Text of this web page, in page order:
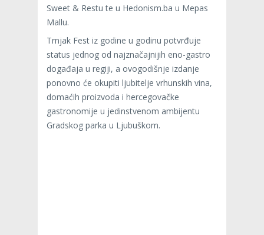
Sweet & Restu te u Hedonism.ba u Mepas
Mallu.
Trnjak Fest iz godine u godinu potvrđuje
status jednog od najznačajnijih eno-gastro
događaja u regiji, a ovogodišnje izdanje
ponovno će okupiti ljubitelje vrhunskih vina,
domaćih proizvoda i hercegovačke
gastronomije u jedinstvenom ambijentu
Gradskog parka u Ljubuškom.